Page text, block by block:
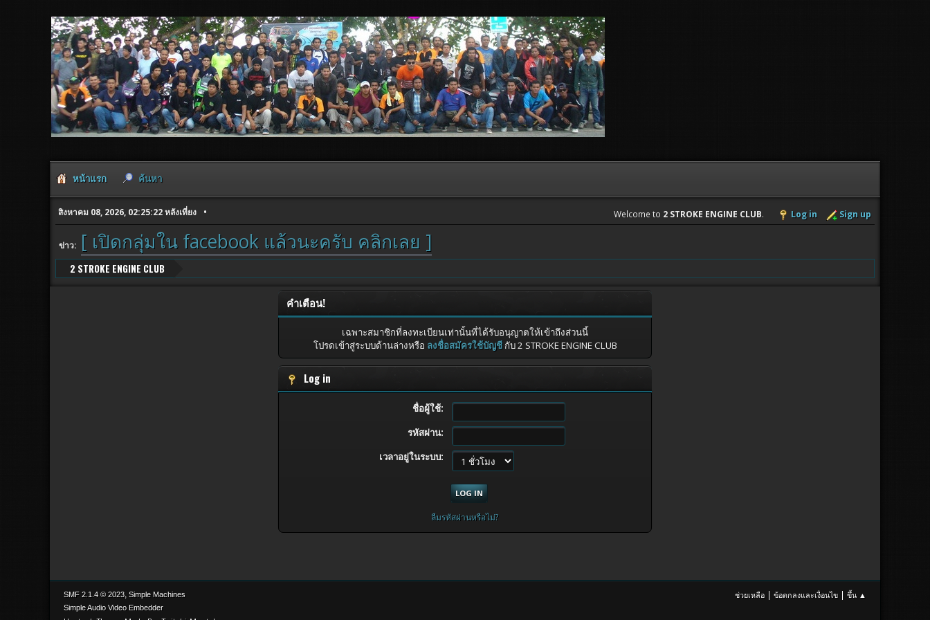
หน้าแรก ค้นหา
สิงหาคม 08, 2026, 02:25:22 หลังเที่ยง Welcome to 2 STROKE ENGINE CLUB. Log in Sign up
ข่าว: [ เปิดกลุ่มใน facebook แล้วนะครับ คลิกเลย ]
2 STROKE ENGINE CLUB
คำเตือน!
เฉพาะสมาชิกที่ลงทะเบียนเท่านั้นที่ได้รับอนุญาตให้เข้าถึงส่วนนี้
โปรดเข้าสู่ระบบด้านล่างหรือ ลงชื่อสมัครใช้บัญชีกับ 2 STROKE ENGINE CLUB
Log in
ชื่อผู้ใช้:
รหัสผ่าน:
เวลาอยู่ในระบบ:
ลืมรหัสผ่านหรือไม่?
ช่วยเหลือ | ข้อตกลงและเงื่อนไข | ขึ้น ▲
SMF 2.1.4 © 2023, Simple Machines
Simple Audio Video Embedder